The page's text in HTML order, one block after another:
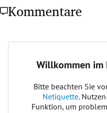
Kommentare